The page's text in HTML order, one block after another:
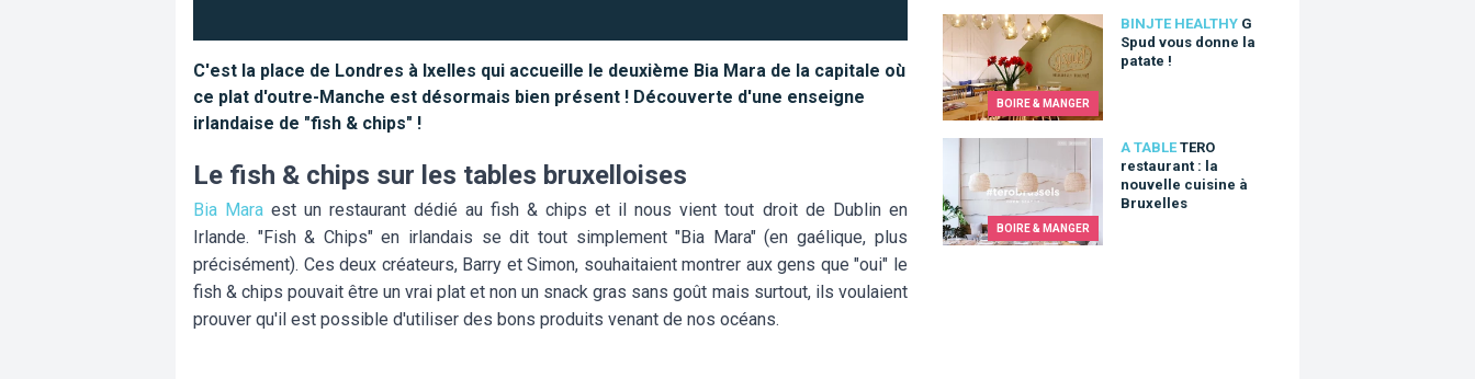
C'est la place de Londres à Ixelles qui accueille le deuxième Bia Mara de la capitale où
ce plat d'outre-Manche est désormais bien présent ! Découverte d'une enseigne
irlandaise de "fish & chips" !
Le fish & chips sur les tables bruxelloises
Bia Mara est un restaurant dédié au fish & chips et il nous vient tout droit de Dublin en
Irlande. "Fish & Chips" en irlandais se dit tout simplement "Bia Mara" (en gaélique, plus
précisément). Ces deux créateurs, Barry et Simon, souhaitaient montrer aux gens que "oui" le
fish & chips pouvait être un vrai plat et non un snack gras sans goût mais surtout, ils voulaient
prouver qu'il est possible d'utiliser des bons produits venant de nos océans.
BOIRE & MANGER
BINJTE HEALTHY G
Spud vous donne la
patate !
G Spud vous donne la patate !
BOIRE & MANGER
A TABLE TERO
restaurant : la
nouvelle cuisine à
Bruxelles
TERO restaurant : la nouvelle cuisine à Bruxelles